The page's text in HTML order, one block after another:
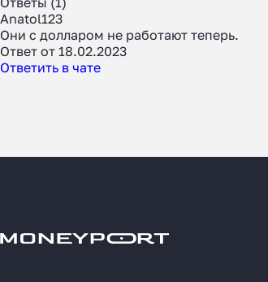
Anatol123
Они с долларом не работают теперь.
Ответ от 18.02.2023
Ответить в чате